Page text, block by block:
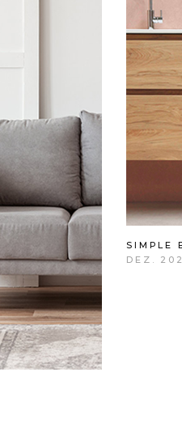
SIMPLE
DEZ.